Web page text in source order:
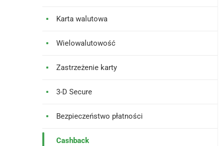
Karta walutowa
Wielowalutowość
Zastrzeżenie karty
3-D Secure
Bezpieczeństwo płatności
Cashback